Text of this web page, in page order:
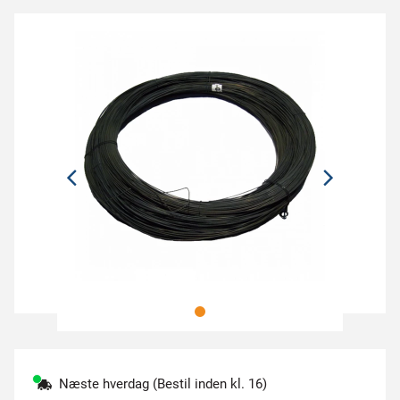
Næste hverdag (Bestil inden kl. 16)